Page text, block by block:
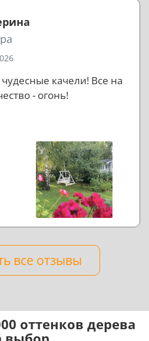
качели! Все на
- огонь!
все отзывы
оттенков дерева